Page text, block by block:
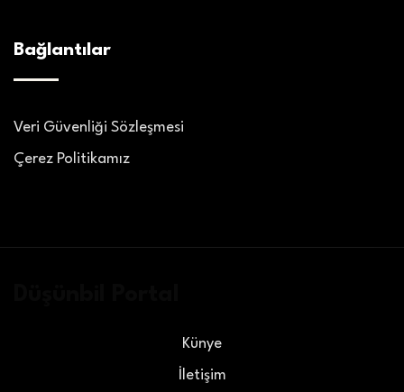
Bağlantılar
Veri Güvenliği Sözleşmesi
Çerez Politikamız
Künye
İletişim